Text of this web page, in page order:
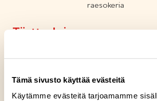
Tämä sivusto käyttää evästeitä
Käytämme evästeitä tarjoamamme
raesokeria
Täytteeksi
Vadelmamarmeladi
Reseptin tuotteet